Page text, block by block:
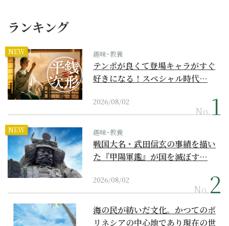
ランキング
NEW 趣味･教養
テンポが良くて登場キャラがすぐ
好きになる！スペシャル時代…
2026/08/02
No.
NEW 趣味･教養
戦国大名・武田信玄の事績を描い
た『甲陽軍鑑』が国を滅ぼす…
2026/08/02
No.
海の民が紡いだ文化。かつてのポ
リネシアの中心地であり現在の世